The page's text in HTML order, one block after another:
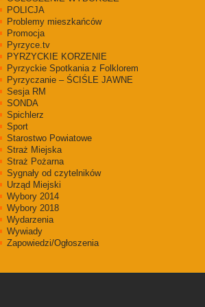
POLICJA
Problemy mieszkańców
Promocja
Pyrzyce.tv
PYRZYCKIE KORZENIE
Pyrzyckie Spotkania z Folklorem
Pyrzyczanie – ŚCIŚLE JAWNE
Sesja RM
SONDA
Spichlerz
Sport
Starostwo Powiatowe
Straż Miejska
Straż Pożarna
Sygnały od czytelników
Urząd Miejski
Wybory 2014
Wybory 2018
Wydarzenia
Wywiady
Zapowiedzi/Ogłoszenia